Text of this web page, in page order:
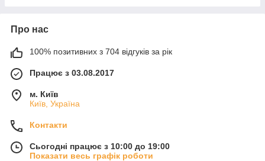
Про нас
100% позитивних з 704 відгуків за рік
Працює з 03.08.2017
м. Київ
Київ, Україна
Контакти
Сьогодні працює з 10:00 до 19:00
Показати весь графік роботи